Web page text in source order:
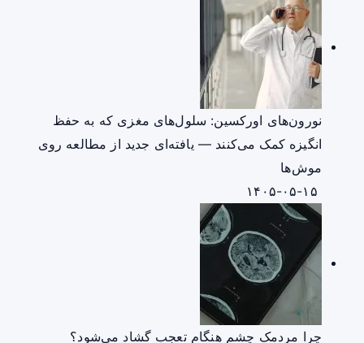
نورون‌های اورکسین: سلول‌های مغزی که به حفظ
انگیزه کمک می‌کنند — یافته‌ای جدید از مطالعه روی
موش‌ها
چرا مردمک چشم هنگام تعجب گشاد می‌شود؟